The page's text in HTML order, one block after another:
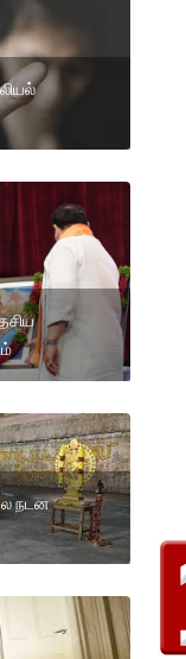
நடன